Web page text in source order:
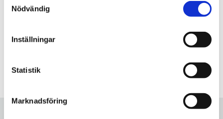
Nödvändig
Inställningar
Statistik
Marknadsföring